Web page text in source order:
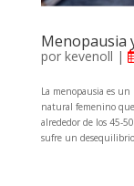
Menopausia
por kevenoll |
La menopausia es un
natural femenino
alrededor de los 45-
sufre un